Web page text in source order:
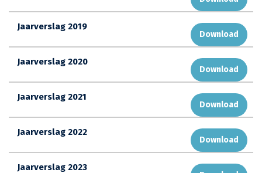
Jaarverslag 2019
Download
Jaarverslag 2020
Download
Jaarverslag 2021
Download
Jaarverslag 2022
Download
Jaarverslag 2023